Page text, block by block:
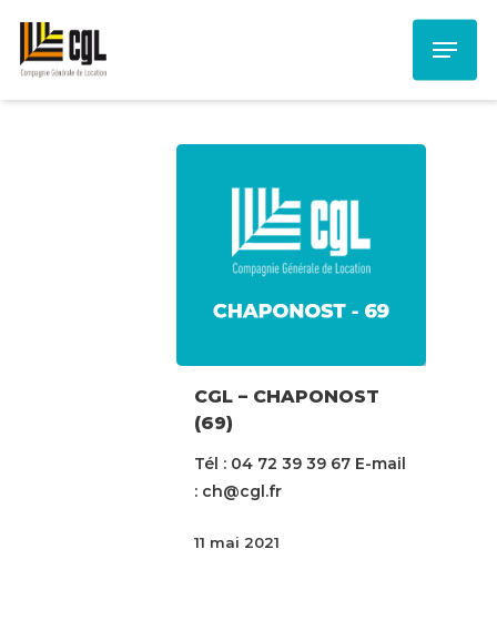
main
content
Menu
CGL – CHAPONOST
(69)
Tél : 04 72 39 39 67 E-mail
: ch@cgl.fr
11 mai 2021